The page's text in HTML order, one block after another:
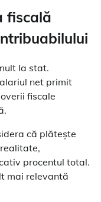
fiscală
la stat.
net primit
fiscale
că plătește
procentul total.
mai relevantă